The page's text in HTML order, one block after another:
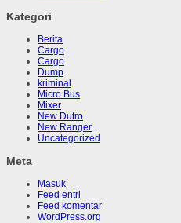
Kategori
Berita
Cargo
Cargo
Dump
kriminal
Micro Bus
Mixer
New Dutro
New Ranger
Uncategorized
Meta
Masuk
Feed entri
Feed komentar
WordPress.org